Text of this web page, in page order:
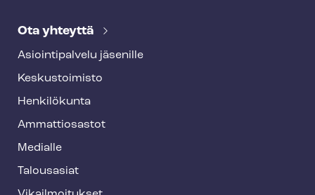
Ota yhteyttä
Asioin­ti­pal­ve­lu jäsenille
Keskustoimisto
Henkilökunta
Ammattiosastot
Medialle
Talousasiat